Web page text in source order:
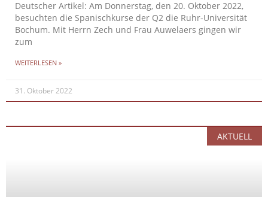
Deutscher Artikel: Am Donnerstag, den 20. Oktober 2022,
besuchten die Spanischkurse der Q2 die Ruhr-Universität
Bochum. Mit Herrn Zech und Frau Auwelaers gingen wir
zum
WEITERLESEN »
31. Oktober 2022
AKTUELL